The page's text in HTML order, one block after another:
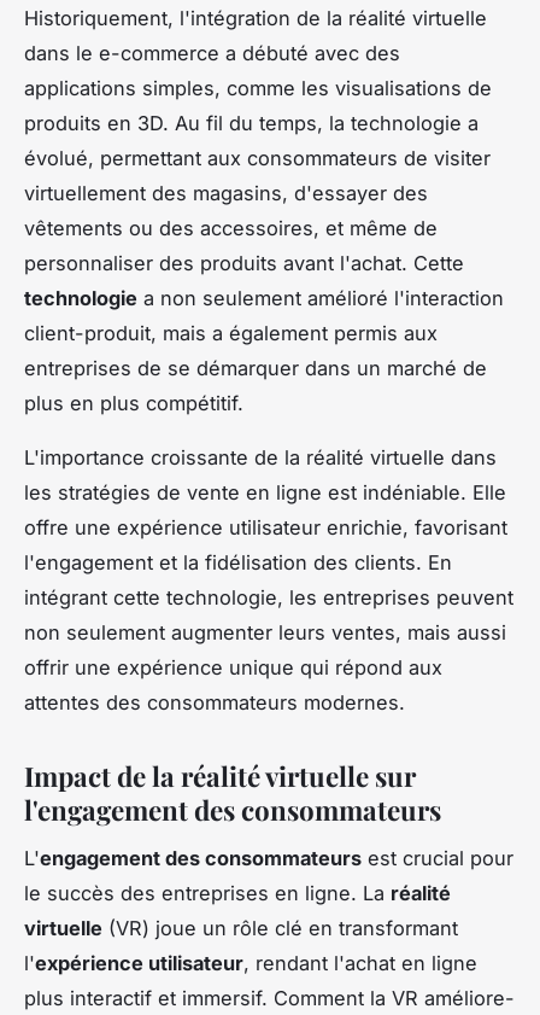
Historiquement, l'intégration de la réalité virtuelle
dans le e-commerce a débuté avec des
applications simples, comme les visualisations de
produits en 3D. Au fil du temps, la technologie a
évolué, permettant aux consommateurs de visiter
virtuellement des magasins, d'essayer des
vêtements ou des accessoires, et même de
personnaliser des produits avant l'achat. Cette
technologie a non seulement amélioré l'interaction
client-produit, mais a également permis aux
entreprises de se démarquer dans un marché de
plus en plus compétitif.
L'importance croissante de la réalité virtuelle dans
les stratégies de vente en ligne est indéniable. Elle
offre une expérience utilisateur enrichie, favorisant
l'engagement et la fidélisation des clients. En
intégrant cette technologie, les entreprises peuvent
non seulement augmenter leurs ventes, mais aussi
offrir une expérience unique qui répond aux
attentes des consommateurs modernes.
Impact de la réalité virtuelle sur
l'engagement des consommateurs
L'engagement des consommateurs est crucial pour
le succès des entreprises en ligne. La réalité
virtuelle (VR) joue un rôle clé en transformant
l'expérience utilisateur, rendant l'achat en ligne
plus interactif et immersif. Comment la VR améliore-